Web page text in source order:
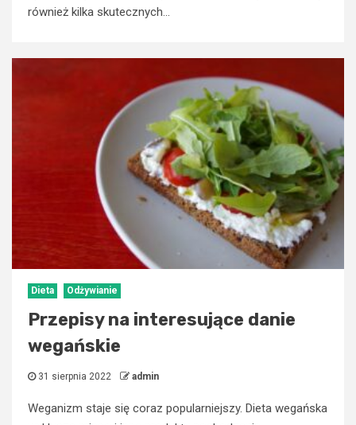
również kilka skutecznych...
Dieta Odżywianie
Przepisy na interesujące danie
wegańskie
31 sierpnia 2022 admin
Weganizm staje się coraz popularniejszy. Dieta wegańska